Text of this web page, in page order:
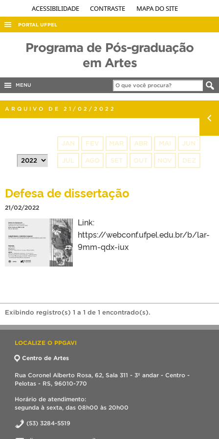
ACESSIBILIDADE CONTRASTE MAPA DO SITE
PORTAL UFPEL
EDITAIS
PORTARIAS
Programa de Pós-graduação
em Artes
MENU
ARQUIVO DE 21/02/2022
JAN FEV MAR ABR MAI JUN
JUL AGO SET OUT NOV DEZ
Defesa de dissertação
21/02/2022
Link:
https://webconf.ufpel.edu.br/b/lar-
9mm-qdx-iux
Exibindo registro(s) 1 a 1 de 1 encontrado(s).
LOCALIZE O PPGAVI
Centro de Artes
Rua Coronel Alberto Rosa, 62, Sala 311 - 3º andar - Centro -
Pelotas - RS, 96010-770
Horário de atendimento:
segunda à sexta, das 08h00 às 20h00
(53) 3284-5519